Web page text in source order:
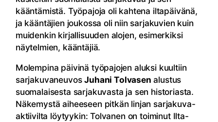
kääntämistä. Työpajoja oli kahtena iltapäivänä,
ja kääntäjien joukossa oli niin sarjakuvien kuin
muidenkin kirjallisuuden alojen, esimerkiksi
näytelmien, kääntäjiä.
Molempina päivinä työpajojen aluksi kuultiin
sarjakuvaneuvosJuhani Tolvasen alustus
suomalaisesta sarjakuvasta ja sen historiasta.
Näkemystä aiheeseen pitkän linjan sarjakuva-
aktiivilta löytyykin: Tolvanen on toiminut Ilta-